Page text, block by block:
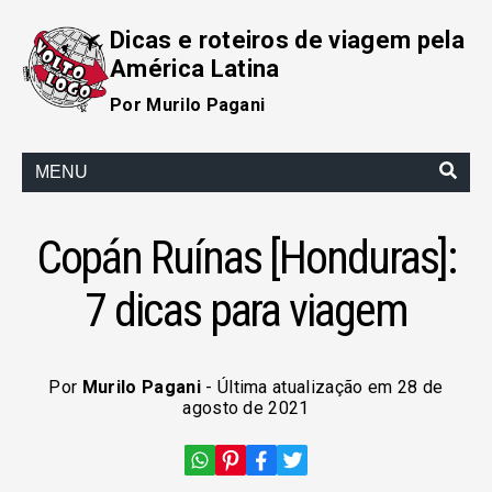
Dicas e roteiros de viagem pela
América Latina
Por Murilo Pagani
MENU
Copán Ruínas [Honduras]:
7 dicas para viagem
Por Murilo Pagani- Última atualização em 28 de
agosto de 2021